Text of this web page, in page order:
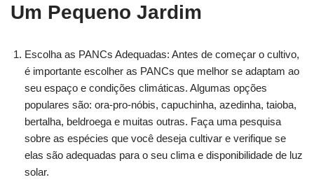
Um Pequeno Jardim
Escolha as PANCs Adequadas: Antes de começar o cultivo,
é importante escolher as PANCs que melhor se adaptam ao
seu espaço e condições climáticas. Algumas opções
populares são: ora-pro-nóbis, capuchinha, azedinha, taioba,
bertalha, beldroega e muitas outras. Faça uma pesquisa
sobre as espécies que você deseja cultivar e verifique se
elas são adequadas para o seu clima e disponibilidade de luz
solar.